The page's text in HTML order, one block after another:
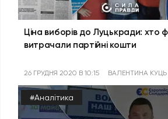
Ціна виборів до Луцькради: хто
витрачали партійні кошти
26 ГРУДНЯ 2020 В 10:15 ВАЛЕНТИНА КУЦЬ
#Аналітика